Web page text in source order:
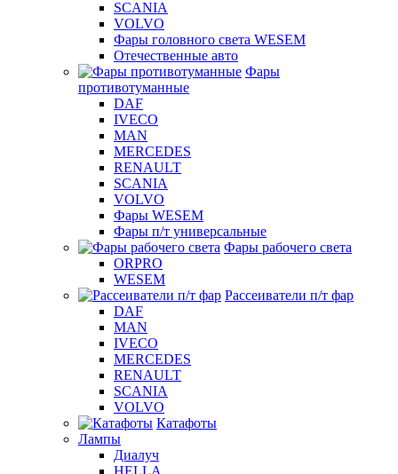
SCANIA
VOLVO
Фары головного света WESEM
Отечественные авто
Фары
противотуманные
DAF
IVECO
MAN
MERCEDES
RENAULT
SCANIA
VOLVO
Фары WESEM
Фары п/т универсальные
Фары рабочего света
ORPRO
WESEM
Рассеиватели п/т фар
DAF
MAN
IVECO
MERCEDES
RENAULT
SCANIA
VOLVO
Катафоты
Лампы
Диалуч
HELLA